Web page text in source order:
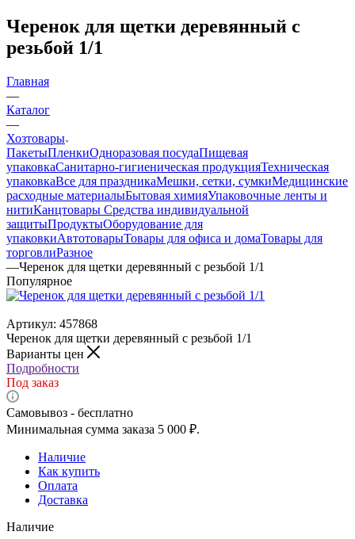
Черенок для щетки деревянный с
резьбой 1/1
Главная
—
Каталог
—
Хозтовары
ПакетыПленкиОдноразовая посудаПищевая
упаковкаСанитарно-гигиеническая продукцияТехническая
упаковкаВсе для праздникаМешки, сетки, сумкиМедицинские
расходные материалыБытовая химияУпаковочные ленты и
нитиКанцтовары Средства индивидуальной
защитыПродуктыОборудование для
упаковкиАвтотоварыТовары для офиса и домаТовары для
торговлиРазное
—Черенок для щетки деревянный с резьбой 1/1
Популярное
Артикул: 457868
Черенок для щетки деревянный с резьбой 1/1
Варианты цен
Подробности
Под заказ
Самовывоз - бесплатно
Минимальная сумма заказа 5 000 ₽.
Наличие
Как купить
Оплата
Доставка
Наличие